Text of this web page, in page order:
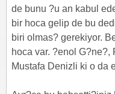
de bunu ?u an kabul
bir hoca gelip de bu
biri olmas? gerekiyor.
hoca var. ?enol
Mustafa Denizli ki o da